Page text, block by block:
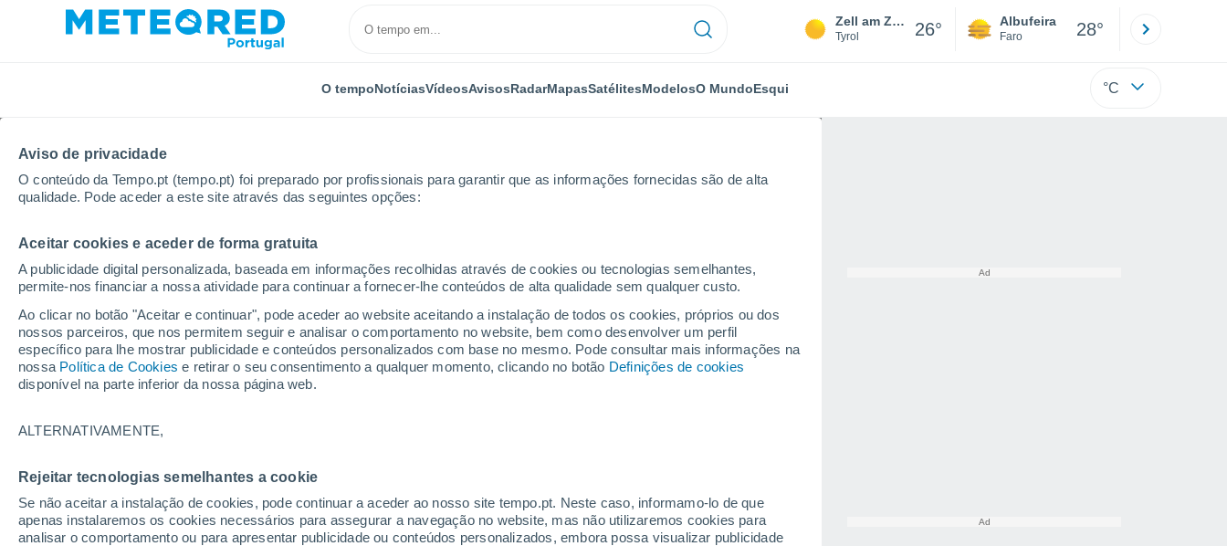
Aviso de privacidade
O conteúdo da Tempo.pt (tempo.pt) foi preparado por profissionais para garantir que as informações fornecidas são de alta
qualidade. Pode aceder a este site através das seguintes opções:
Aceitar cookies e aceder de forma gratuita
A publicidade digital personalizada, baseada em informações recolhidas através de cookies ou tecnologias semelhantes,
permite-nos financiar a nossa atividade para continuar a fornecer-lhe conteúdos de alta qualidade sem qualquer custo.
Ao clicar no botão "Aceitar e continuar", pode aceder ao website aceitando a instalação de todos os cookies, próprios ou dos
nossos parceiros, que nos permitem seguir e analisar o comportamento no website, bem como desenvolver um perfil
específico para lhe mostrar publicidade e conteúdos personalizados com base no mesmo. Pode consultar mais informações na
nossa Política de Cookies e retirar o seu consentimento a qualquer momento, clicando no botão Definições de cookies
disponível na parte inferior da nossa página web.
ALTERNATIVAMENTE,
Rejeitar tecnologias semelhantes a cookie
Se não aceitar a instalação de cookies, pode continuar a aceder ao nosso site tempo.pt. Neste caso, informamo-lo de que
apenas instalaremos os cookies necessários para assegurar a navegação no website, mas não utilizaremos cookies para
analisar o comportamento ou para apresentar publicidade ou conteúdos personalizados, embora possa visualizar publicidade
Zell am Ziller - Zillertal Arena
Tyrol 26° Albufeira
Faro 28°
O tempoNotíciasVídeosAvisosRadarMapasSatélitesModelosO MundoEsqui °C
Início Áustria Estado da federeção de Tirol
Zell am Ziller - Zillertal
Arena
Hoje
Amanhã
Segunda
Boletim de neve de hoje